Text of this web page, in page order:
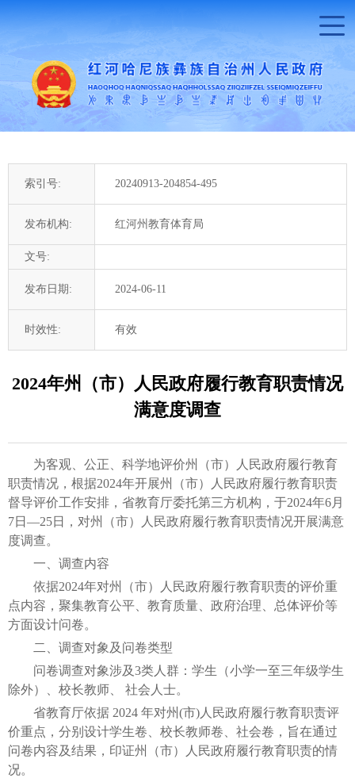
索引号: 20240913-204854-495
发布机构: 红河州教育体育局
文号:
发布日期: 2024-06-11
时效性: 有效
2024年州（市）人民政府履行教育职责情况
满意度调查
为客观、公正、科学地评价州（市）人民政府履行教育
职责情况，根据2024年开展州（市）人民政府履行教育职责
督导评价工作安排，省教育厅委托第三方机构，于2024年6月
7日—25日，对州（市）人民政府履行教育职责情况开展满意
度调查。
一、调查内容
依据2024年对州（市）人民政府履行教育职责的评价重
点内容，聚集教育公平、教育质量、政府治理、总体评价等
方面设计问卷。
二、调查对象及问卷类型
问卷调查对象涉及3类人群：学生（小学一至三年级学生
除外）、校长教师、 社会人士。
省教育厅依据 2024 年对州(市)人民政府履行教育职责评
价重点，分别设计学生卷、校长教师卷、社会卷，旨在通过
问卷内容及结果，印证州（市）人民政府履行教育职责的情
况。